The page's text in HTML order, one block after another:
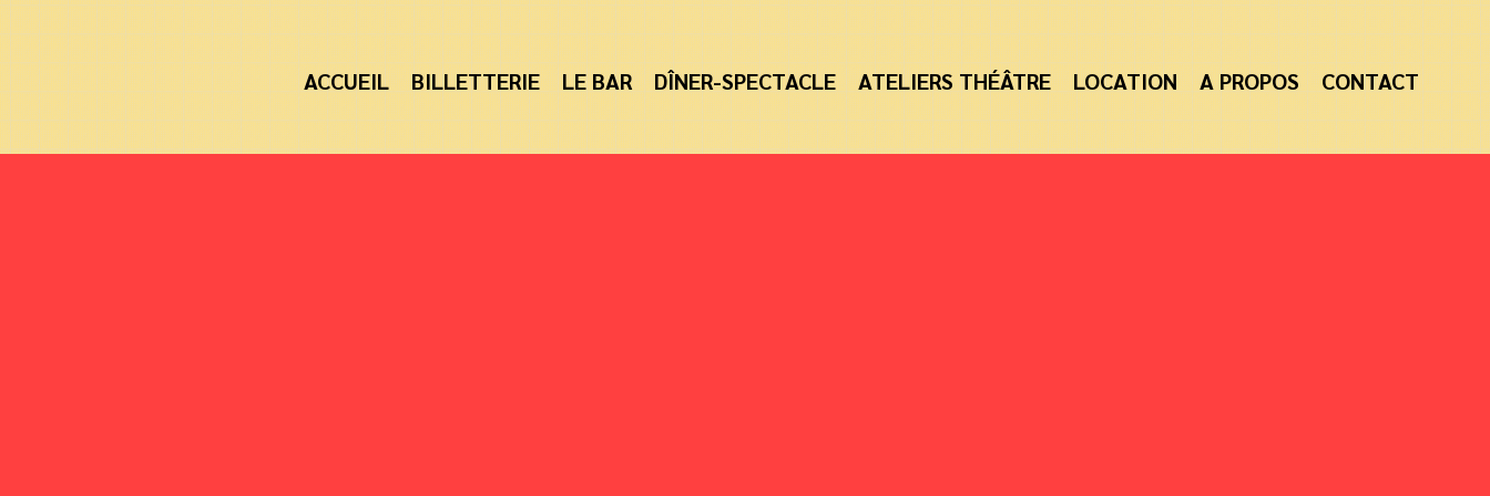
ACCUEIL BILLETTERIE LE BAR DÎNER-SPECTACLE ATELIERS THÉÂTRE LOCATION A PROPOS CONTACT